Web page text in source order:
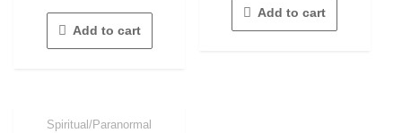
5
Add to cart
Add to cart
Spiritual/Paranormal